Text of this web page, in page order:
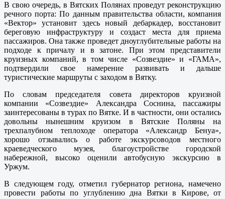
В свою очередь, в Вятских Полянах проведут реконструкцию
речного порта: По данным правительства области, компания
«Вектор» установит здесь новый дебаркадер, восстановит
береговую инфраструктуру и создаст места для приема
пассажиров. Она также проведет дноуглубительные работы на
подходе к причалу и в затоне. При этом представители
круизных компаний, в том числе «Созвездие» и «ГАМА»,
подтвердили свое намерение развивать и дальше
туристические маршруты с заходом в Вятку.
По словам председателя совета директоров круизной
компании «Созвездие» Александра Соснина, пассажиры
заинтересованы в турах по Вятке. И в частности, они остались
довольны нынешним круизом в Вятские Поляны на
трехпалубном теплоходе оператора «Александр Бенуа»,
хорошо отзывались о работе экскурсоводов местного
краеведческого музея, благоустройстве городской
набережной, высоко оценили автобусную экскурсию в
Уржум.
В следующем году, отметил губернатор региона, намечено
провести работы по углублению дна Вятки в Кирове, от